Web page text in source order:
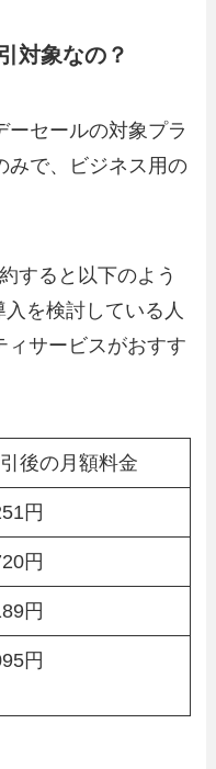
対象なの？
ーセールの対象プラ
みで、ビジネス用の
すると以下のよう
を検討している人
ィサービスがおすす
後の月額料金
円
円
円
円